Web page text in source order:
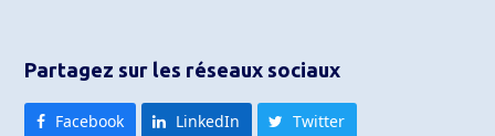
Partagez sur les réseaux sociaux
Facebook LinkedIn
Twitter